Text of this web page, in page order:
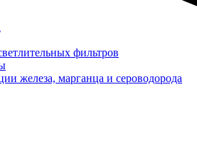
фильтров
железа, марганца и сероводорода